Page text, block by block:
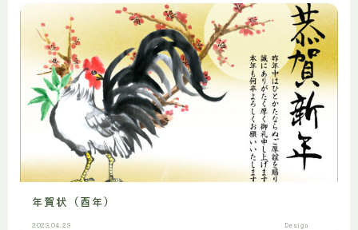
年賀状（酉年）
2023.04.23 Design